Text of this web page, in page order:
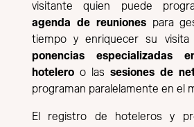
visitante quien puede
agenda de reuniones para
tiempo y enriquecer su visita
ponencias especializadas
hotelero o las sesiones de
programan paralelamente en el
El registro de hoteleros y